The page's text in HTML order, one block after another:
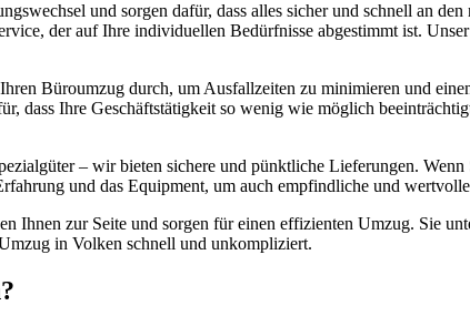
und sorgen dafür, dass alles sicher und schnell an
der auf Ihre individuellen Bedürfnisse abgestimmt ist.
Büroumzug durch, um Ausfallzeiten zu minimieren und
dass Ihre Geschäftstätigkeit so wenig wie möglich
– wir bieten sichere und pünktliche Lieferungen.
und das Equipment, um auch empfindliche und
Ihnen zur Seite und sorgen für einen effizienten Umzug. Sie
in Volken schnell und unkompliziert.